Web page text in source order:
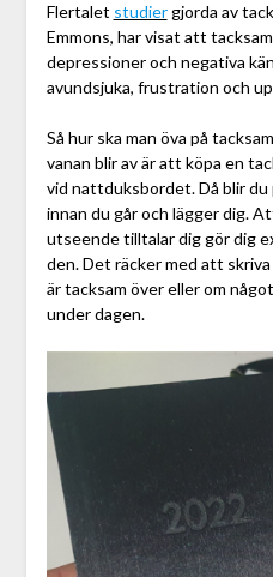
Flertalet studier gjorda av
Emmons, har visat att
depressioner och negativa
avundsjuka, frustration och
Så hur ska man öva på
vanan blir av är att köpa en
vid nattduksbordet. Då blir
innan du går och lägger dig.
utseende tilltalar dig gör dig
den. Det räcker med att
är tacksam över eller om
under dagen.